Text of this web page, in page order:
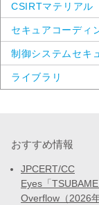
CSIRTマテリアル
セキュアコーディ
制御システムセキ
ライブラリ
おすすめ情報
JPCERT/CC
Eyes「
Overflow（2026